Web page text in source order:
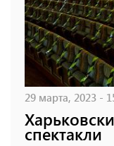
29 марта, 2023 -
спектакли